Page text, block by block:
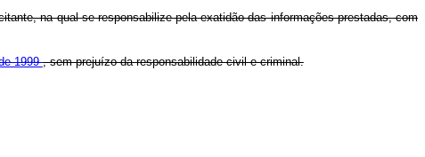
na qual se responsabilize pela exatidão das informações prestadas, com
1999, sem prejuízo da responsabilidade civil e criminal.